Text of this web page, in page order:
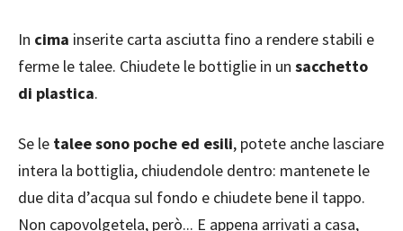
In cima inserite carta asciutta fino a rendere stabili e
ferme le talee. Chiudete le bottiglie in un sacchetto
di plastica.
Se le talee sono poche ed esili, potete anche lasciare
intera la bottiglia, chiudendole dentro: mantenete le
due dita d’acqua sul fondo e chiudete bene il tappo.
Non capovolgetela, però... E appena arrivati a casa,